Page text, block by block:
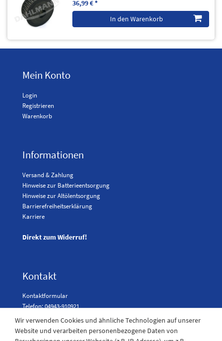
36,99 € *
In den Warenkorb
Mein Konto
Login
Registrieren
Warenkorb
Informationen
Versand & Zahlung
Hinweise zur Batterieentsorgung
Hinweise zur Altölentsorgung
Barrierefreiheitserklärung
Karriere
Direkt zum Widerruf!
Kontakt
Kontaktformular
Telefon: 04943-910921
Wir verwenden Cookies und ähnliche Technologien auf unserer
Website und verarbeiten personenbezogene Daten von